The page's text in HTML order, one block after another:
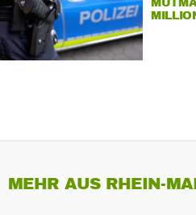
MEHR AUS RHEIN-